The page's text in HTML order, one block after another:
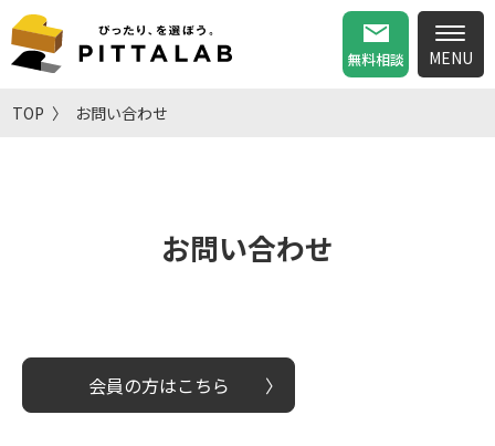
無料相談
TOP お問い合わせ
お問い合わせ
会員の方はこちら